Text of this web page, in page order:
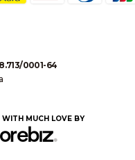
0001-64
WITH MUCH LOVE BY